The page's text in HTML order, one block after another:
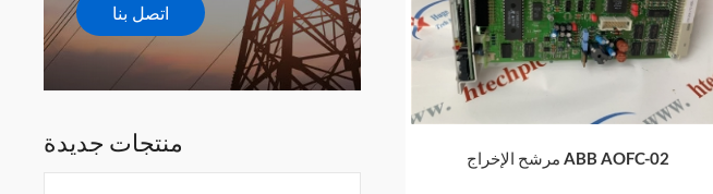
مرشح الإخراج ABB AOFC-02
اتصل بنا
منتجات جديدة